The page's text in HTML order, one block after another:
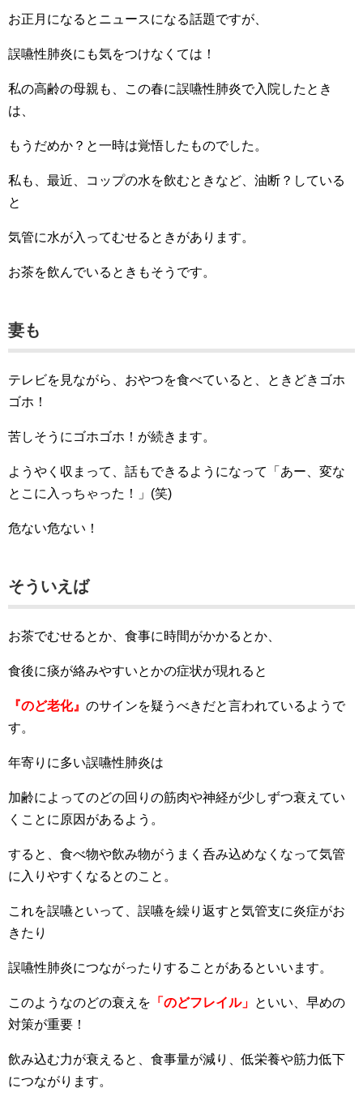
お正月になるとニュースになる話題ですが、
誤嚥性肺炎にも気をつけなくては！
私の高齢の母親も、この春に誤嚥性肺炎で入院したとき
は、
もうだめか？と一時は覚悟したものでした。
私も、最近、コップの水を飲むときなど、油断？している
と
気管に水が入ってむせるときがあります。
お茶を飲んでいるときもそうです。
妻も
テレビを見ながら、おやつを食べていると、ときどきゴホ
ゴホ！
苦しそうにゴホゴホ！が続きます。
ようやく収まって、話もできるようになって「あー、変な
とこに入っちゃった！」(笑)
危ない危ない！
そういえば
お茶でむせるとか、食事に時間がかかるとか、
食後に痰が絡みやすいとかの症状が現れると
『のど老化』 のサインを疑うべきだと言われているようで
す。
年寄りに多い誤嚥性肺炎は
加齢によってのどの回りの筋肉や神経が少しずつ衰えてい
くことに原因があるよう。
すると、食べ物や飲み物がうまく呑み込めなくなって気管
に入りやすくなるとのこと。
これを誤嚥といって、誤嚥を繰り返すと気管支に炎症がお
きたり
誤嚥性肺炎につながったりすることがあるといいます。
このようなのどの衰えを 「のどフレイル」 といい、早めの
対策が重要！
飲み込む力が衰えると、食事量が減り、低栄養や筋力低下
につながります。